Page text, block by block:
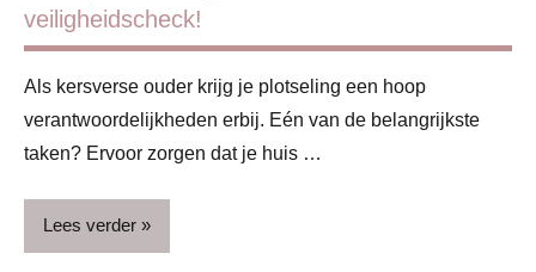
veiligheidscheck!
Als kersverse ouder krijg je plotseling een hoop
verantwoordelijkheden erbij. Eén van de belangrijkste
taken? Ervoor zorgen dat je huis …
Lees verder